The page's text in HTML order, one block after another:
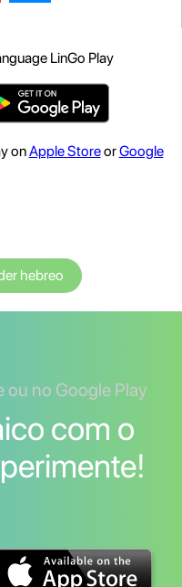
LinGo Play
onApple StoreorGoogle
hebreo
ou no Google Play
com o